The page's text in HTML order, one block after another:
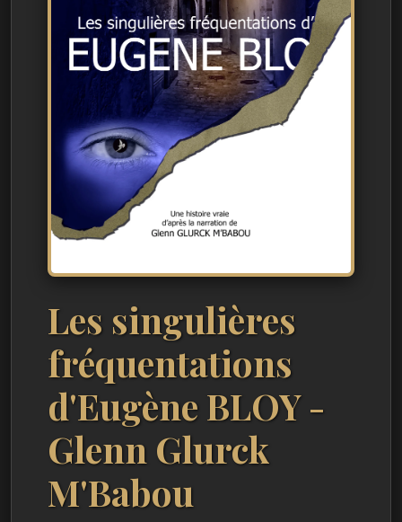
Les singulières
fréquentations
d'Eugène BLOY -
Glenn Glurck
M'Babou